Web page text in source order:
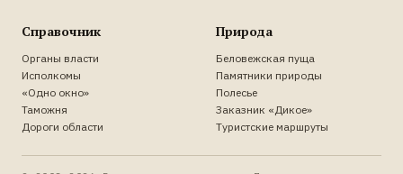
Справочник
Органы власти
Исполкомы
«Одно окно»
Таможня
Дороги области
Природа
Беловежская пуща
Памятники природы
Полесье
Заказник «Дикое»
Туристские маршруты